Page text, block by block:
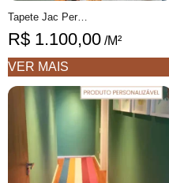
Tapete Jac Personalizável Geométrico colorido feito à mão
R$ 1.100,00 /M²
VER MAIS